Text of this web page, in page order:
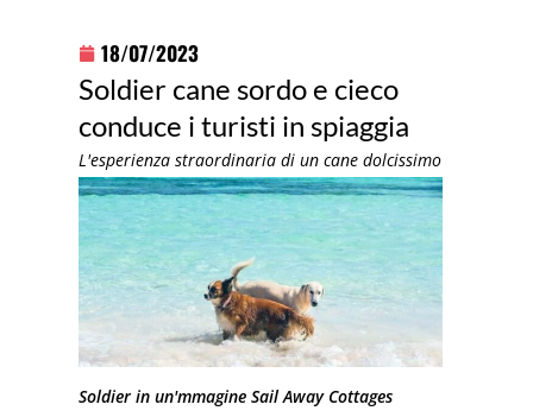
18/07/2023
Soldier cane sordo e cieco
conduce i turisti in spiaggia
L'esperienza straordinaria di un cane dolcissimo
Soldier in un'mmagine Sail Away Cottages